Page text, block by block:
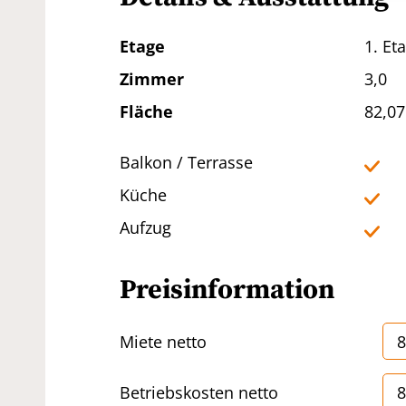
Tiefgaragenstellplätze können
Der Immobilienmakler erklärt, dass
Immobilienwirtschaft üblichen
Etage
1.
Zimmer
3,0
Fläche
Balkon / Terrasse
Küche
Aufzug
Preisinformation
Miete netto
Betriebskosten netto